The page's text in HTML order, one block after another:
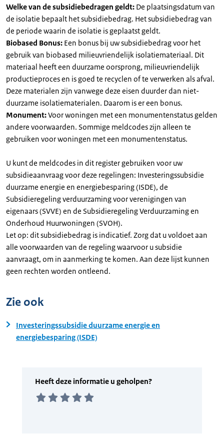
Welke van de subsidiebedragen geldt: De plaatsingsdatum van
de isolatie bepaalt het subsidiebedrag. Het subsidiebedrag van
de periode waarin de isolatie is geplaatst geldt.
Biobased Bonus: Een bonus bij uw subsidiebedrag voor het
gebruik van biobased milieuvriendelijk isolatiemateriaal. Dit
materiaal heeft een duurzame oorsprong, milieuvriendelijk
productieproces en is goed te recyclen of te verwerken als afval.
Deze materialen zijn vanwege deze eisen duurder dan niet-
duurzame isolatiematerialen. Daarom is er een bonus.
Monument:Voor woningen met een monumentenstatus gelden
andere voorwaarden. Sommige meldcodes zijn alleen te
gebruiken voor woningen met een monumentenstatus.
U kunt de meldcodes in dit register gebruiken voor uw
subsidieaanvraag voor deze regelingen: Investeringssubsidie
duurzame energie en energiebesparing (ISDE), de
Subsidieregeling verduurzaming voor verenigingen van
eigenaars (SVVE) en de Subsidieregeling Verduurzaming en
Onderhoud Huurwoningen (SVOH).
Let op: dit subsidiebedrag is indicatief. Zorg dat u voldoet aan
alle voorwaarden van de regeling waarvoor u subsidie
aanvraagt, om in aanmerking te komen. Aan deze lijst kunnen
geen rechten worden ontleend.
Zie ook
Investeringssubsidie duurzame energie en
energiebesparing (ISDE)